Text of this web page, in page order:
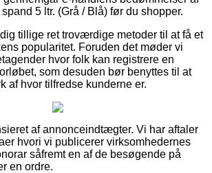
5 ltr. (Grå / Blå) før du shopper.
tillige ret troværdige metoder til at få et
popularitet. Foruden det møder vi
hvor folk kan registrere en
som desuden bør benyttes til at
af hvor tilfredse kunderne er.
af annonceindtægter. Vi har aftaler
hvori vi publicerer virksomhedernes
såfremt en af de besøgende på
en ordre.